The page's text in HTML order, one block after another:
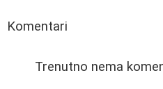
Komentari
Trenutno nema